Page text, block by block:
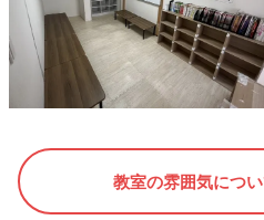
教室の雰囲気につ